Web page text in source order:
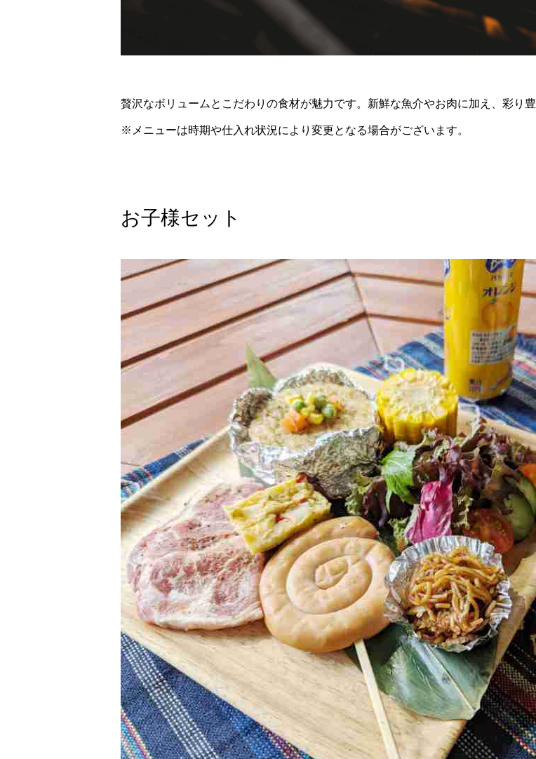
贅沢なボリュームとこだわりの食材が魅力です。新鮮な魚介やお肉に加え、彩り
※メニューは時期や仕入れ状況により変更となる場合がございます。
お子様セット